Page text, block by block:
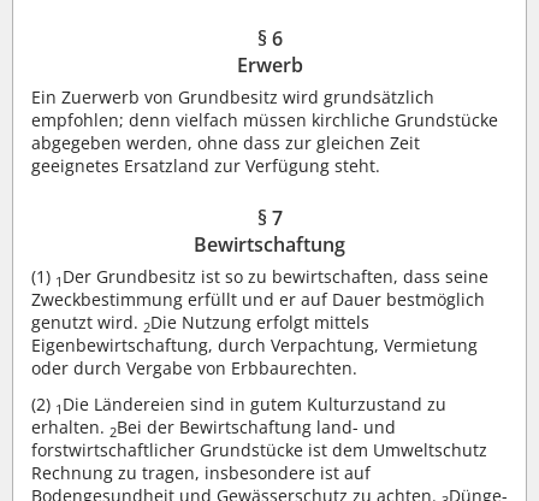
§ 6
Erwerb
Ein Zuerwerb von Grundbesitz wird grundsätzlich
empfohlen; denn vielfach müssen kirchliche Grundstücke
abgegeben werden, ohne dass zur gleichen Zeit
geeignetes Ersatzland zur Verfügung steht.
§ 7
Bewirtschaftung
(1) 1 Der Grundbesitz ist so zu bewirtschaften, dass seine
Zweckbestimmung erfüllt und er auf Dauer bestmöglich
genutzt wird. 2Die Nutzung erfolgt mittels
Eigenbewirtschaftung, durch Verpachtung, Vermietung
oder durch Vergabe von Erbbaurechten.
(2) 1 Die Ländereien sind in gutem Kulturzustand zu
erhalten. 2Bei der Bewirtschaftung land- und
forstwirtschaftlicher Grundstücke ist dem Umweltschutz
Rechnung zu tragen, insbesondere ist auf
Bodengesundheit und Gewässerschutz zu achten.
Dünge-